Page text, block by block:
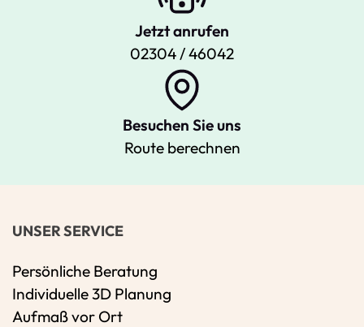
Jetzt anrufen
02304 / 46042
Besuchen Sie uns
Route berechnen
UNSER SERVICE
Persönliche Beratung
Individuelle 3D Planung
Aufmaß vor Ort